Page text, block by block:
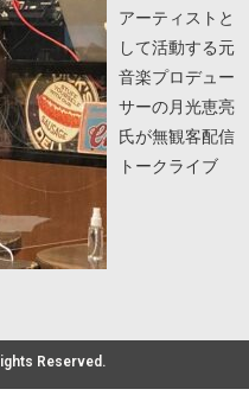
アーティストと
して活動する元
音楽プロデュー
サーの月光恵亮
氏が無観客配信
トークライブ
Reserved.